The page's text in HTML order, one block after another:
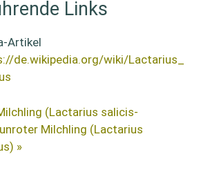
Links
Artikel
de.wikipedia.org/wiki/Lactarius_
(Lactarius salicis-
Milchling (Lactarius
»